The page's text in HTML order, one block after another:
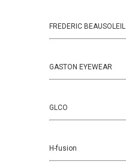
FREDERIC BEAUSOLEIL
GASTON EYEWEAR
GLCO
H-fusion